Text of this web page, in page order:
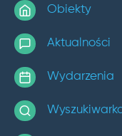
Obiekty
Aktualności
Wydarzenia